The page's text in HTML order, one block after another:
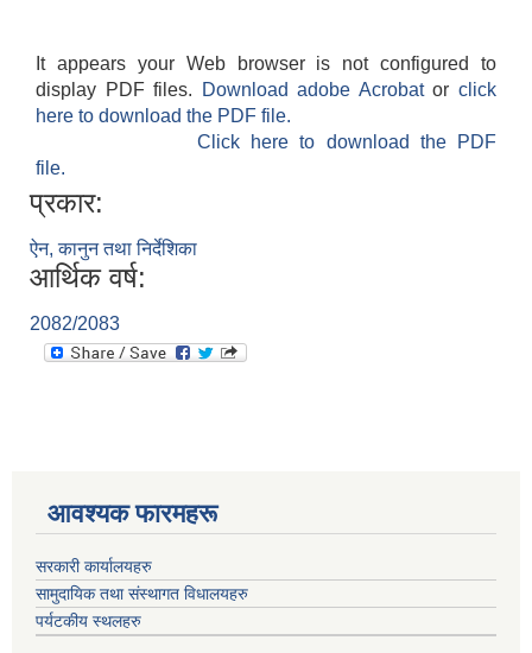
It appears your Web browser is not configured to
display PDF files.
Download adobe Acrobatorclick
here to download the PDF file.
Click here to download the PDF
file.
प्रकार:
ऐन, कानुन तथा निर्देशिका
आर्थिक वर्ष:
2082/2083
आवश्यक फारमहरू
सरकारी कार्यालयहरु
सामुदायिक तथा संस्थागत विधालयहरु
पर्यटकीय स्थलहरु